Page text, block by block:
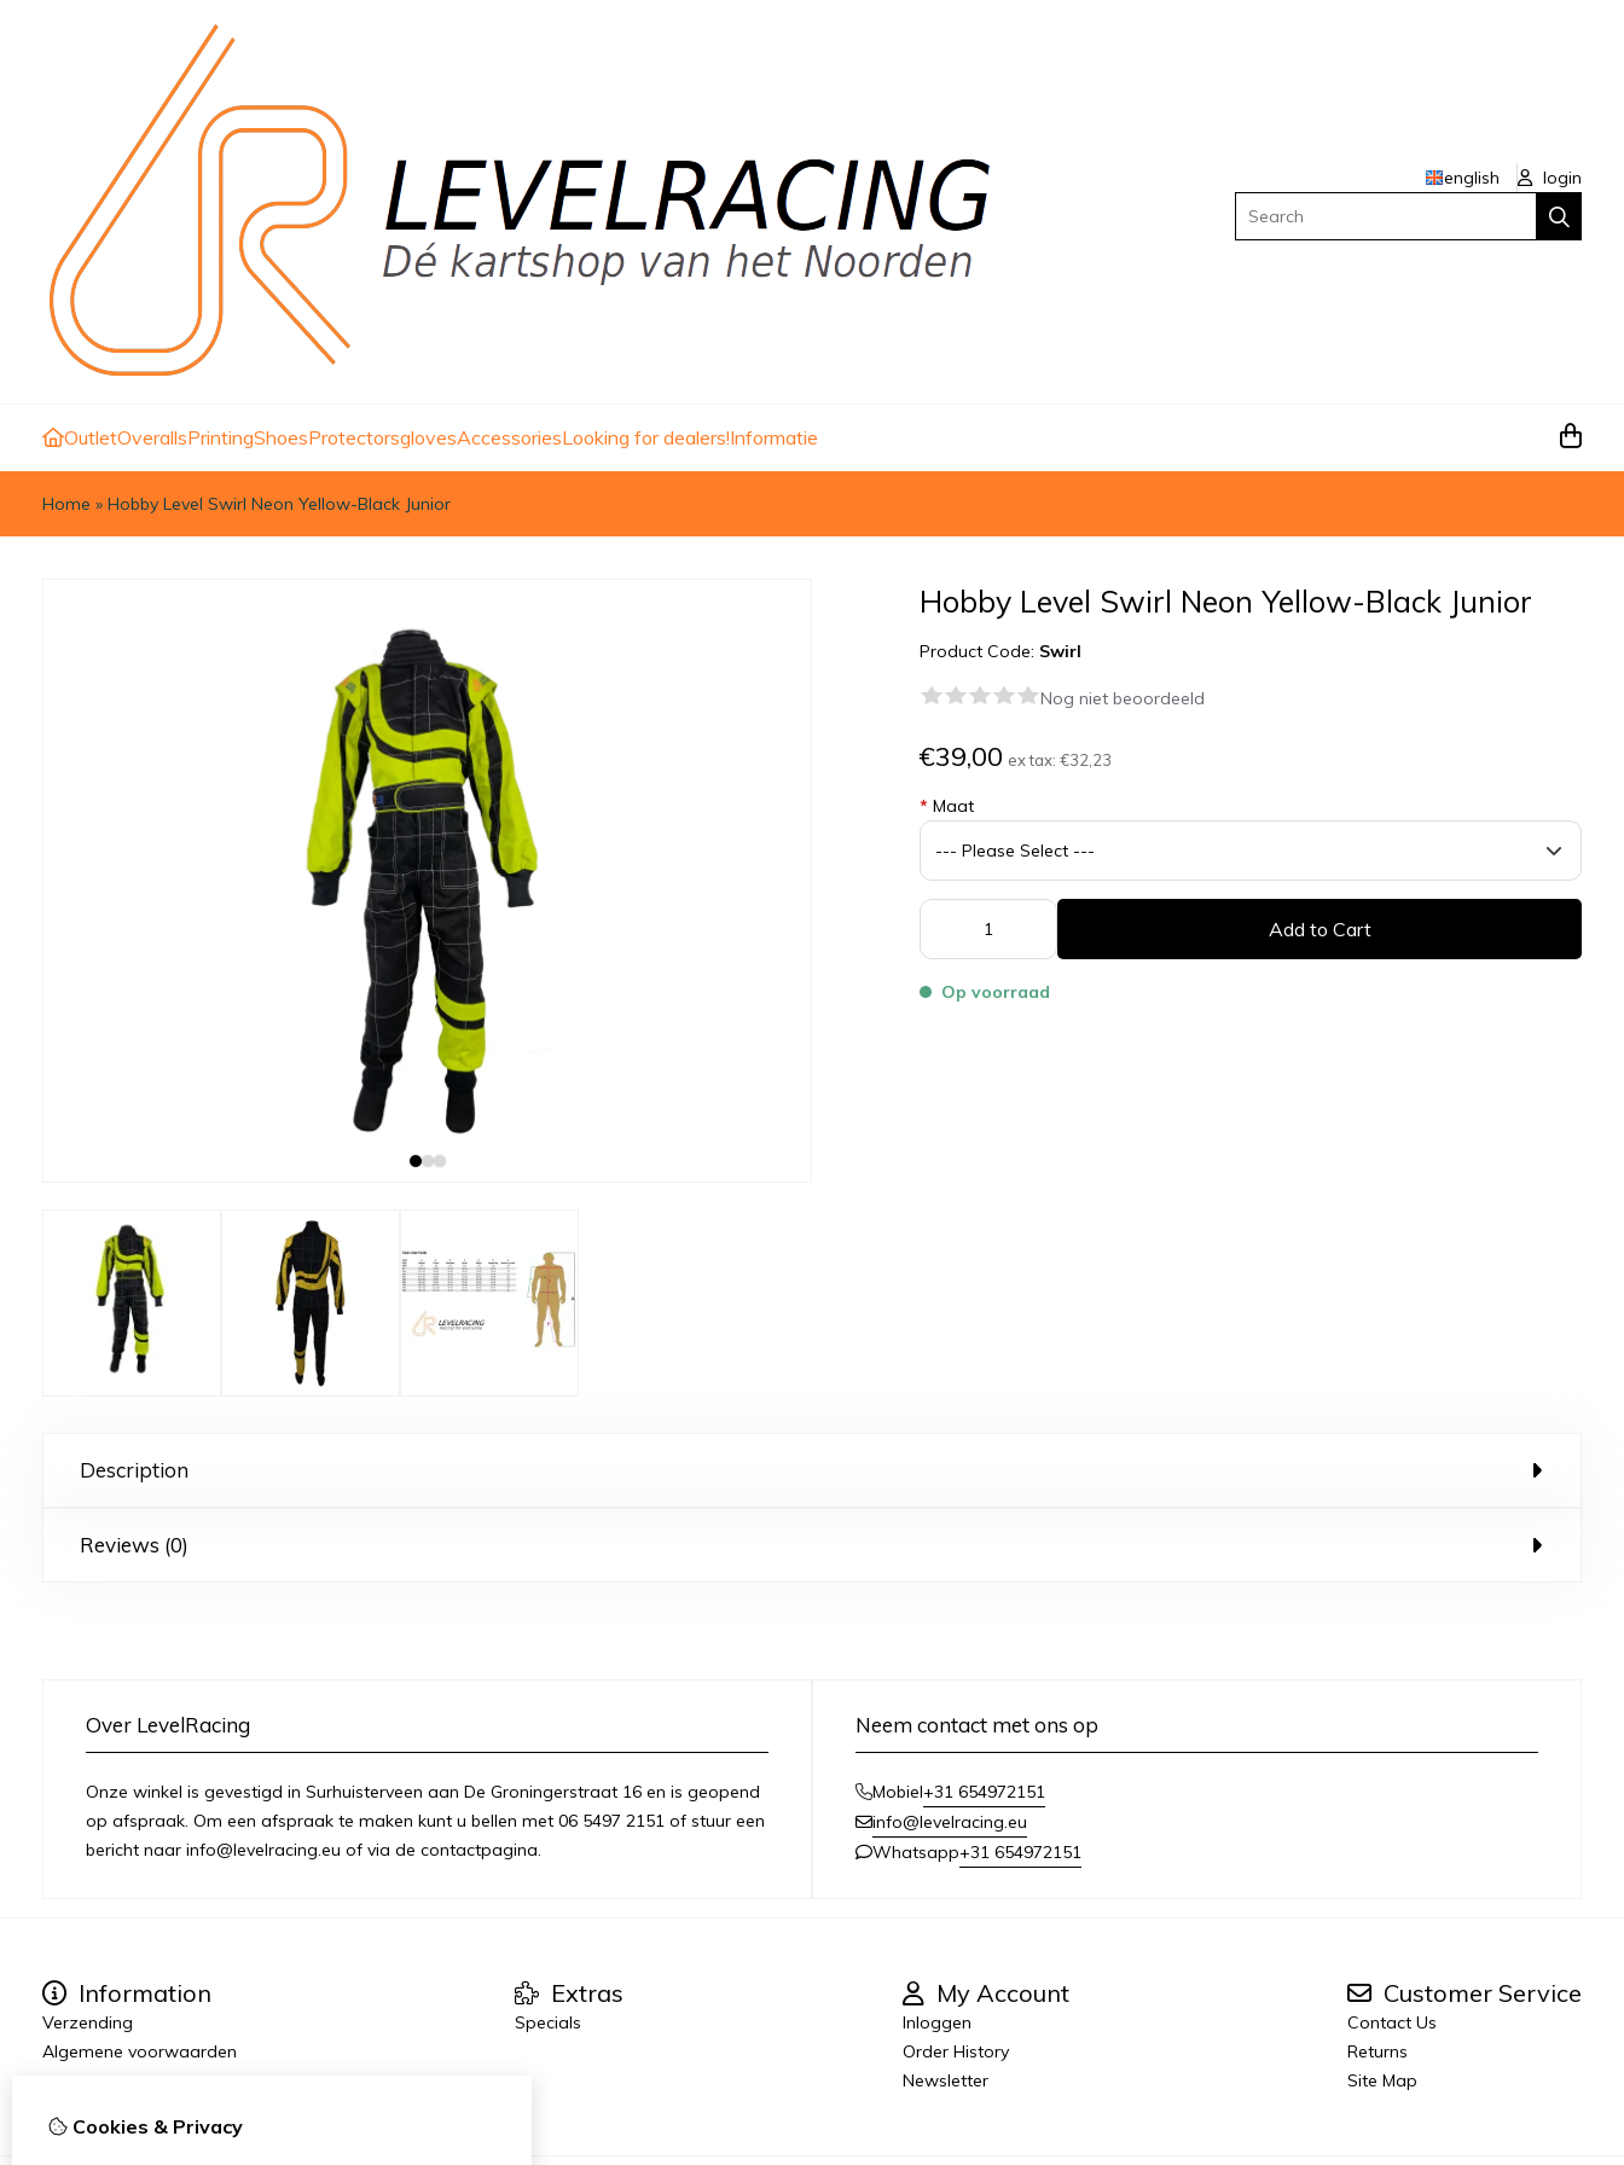
english
login
Search
OutletOverallsPrintingShoesProtectorsglovesAccessoriesLooking for dealers!Informatie
Home » Hobby Level Swirl Neon Yellow-Black Junior
Hobby Level Swirl Neon Yellow-Black Junior
Product Code: Swirl
Nog niet beoordeeld
€39,00 ex tax:€32,23
* Maat
Add to Cart
Op voorraad
Description
Reviews (0)
Over LevelRacing
Onze winkel is gevestigd in Surhuisterveen aan De Groningerstraat 16 en is geopend
op afspraak. Om een afspraak te maken kunt u bellen met 06 5497 2151 of stuur een
bericht naar info@levelracing.eu of via de contactpagina.
Neem contact met ons op
Mobiel+31 654972151
info@levelracing.eu
Whatsapp+31 654972151
Information
Verzending
Algemene voorwaarden
Extras
Specials
My Account
Inloggen
Order History
Newsletter
Customer Service
Contact Us
Returns
Site Map
Cookies & Privacy